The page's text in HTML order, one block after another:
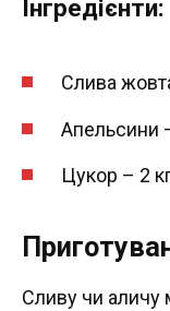
Інгредієнти:
Слива
Апельсини
Цукор – 2
Сливу чи аличу